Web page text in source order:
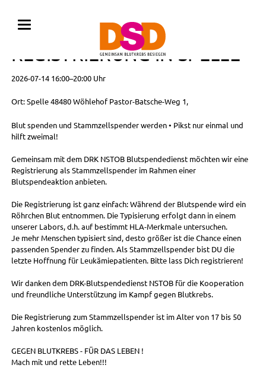
BLUTSPENDE MIT
REGISTRIERUNG IN SPELLE
2026-07-14 16:00–20:00 Uhr
Ort: Spelle 48480 Wöhlehof Pastor-Batsche-Weg 1,
Blut spenden und Stammzellspender werden • Pikst nur einmal und
hilft zweimal!
Gemeinsam mit dem DRK NSTOB Blutspendedienst möchten wir eine
Registrierung als Stammzellspender im Rahmen einer
Blutspendeaktion anbieten.
Die Registrierung ist ganz einfach: Während der Blutspende wird ein
Röhrchen Blut entnommen. Die Typisierung erfolgt dann in einem
unserer Labors, d.h. auf bestimmt HLA-Merkmale untersuchen.
Je mehr Menschen typisiert sind, desto größer ist die Chance einen
passenden Spender zu finden. Als Stammzellspender bist DU die
letzte Hoffnung für Leukämiepatienten. Bitte lass Dich registrieren!
Wir danken dem DRK-Blutspendedienst NSTOB für die Kooperation
und freundliche Unterstützung im Kampf gegen Blutkrebs.
Die Registrierung zum Stammzellspender ist im Alter von 17 bis 50
Jahren kostenlos möglich.
GEGEN BLUTKREBS - FÜR DAS LEBEN !
Mach mit und rette Leben!!!